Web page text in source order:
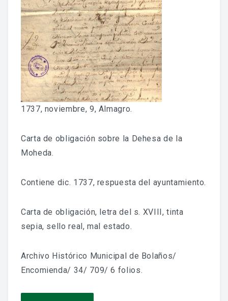
Fondo Histórico
Fondo Notarial
Catálogos Y Cuadros De Clasificación
Categorías
Libros De Actas
Reales Provisiones
DIFUSIÓN
Jornadas De Historia Local
Vídeos De Jornadas De Historia Local
1737, noviembre, 9, Almagro.
Carta de obligación sobre la Dehesa de la
Moheda.
Contiene dic. 1737, respuesta del ayuntamiento.
Carta de obligación, letra del s. XVIII, tinta
sepia, sello real, mal estado.
Archivo Histórico Municipal de Bolaños/
Encomienda/ 34/ 709/ 6 folios.